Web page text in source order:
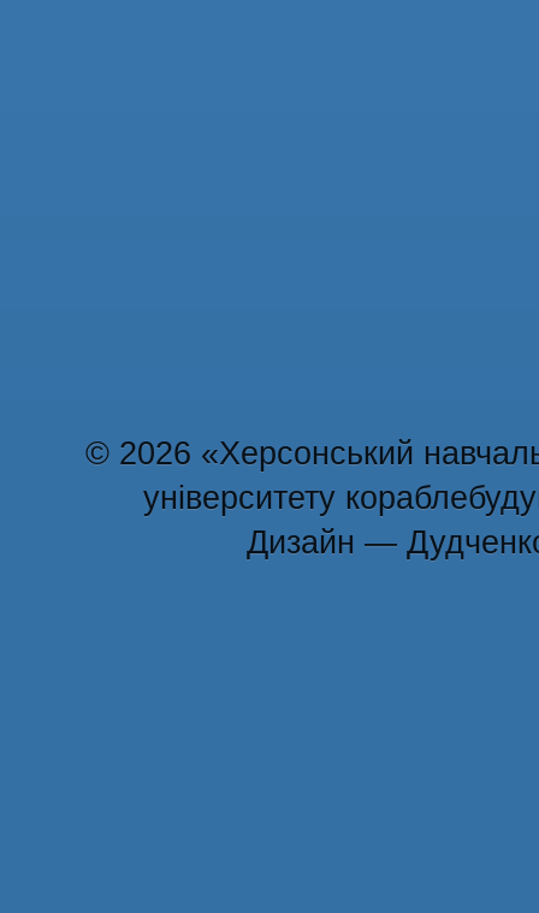
© 2026 «Херсонський
університету
Дизайн —